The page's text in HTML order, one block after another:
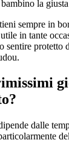
la
sempre in
in tante
sentire protetto
dalle